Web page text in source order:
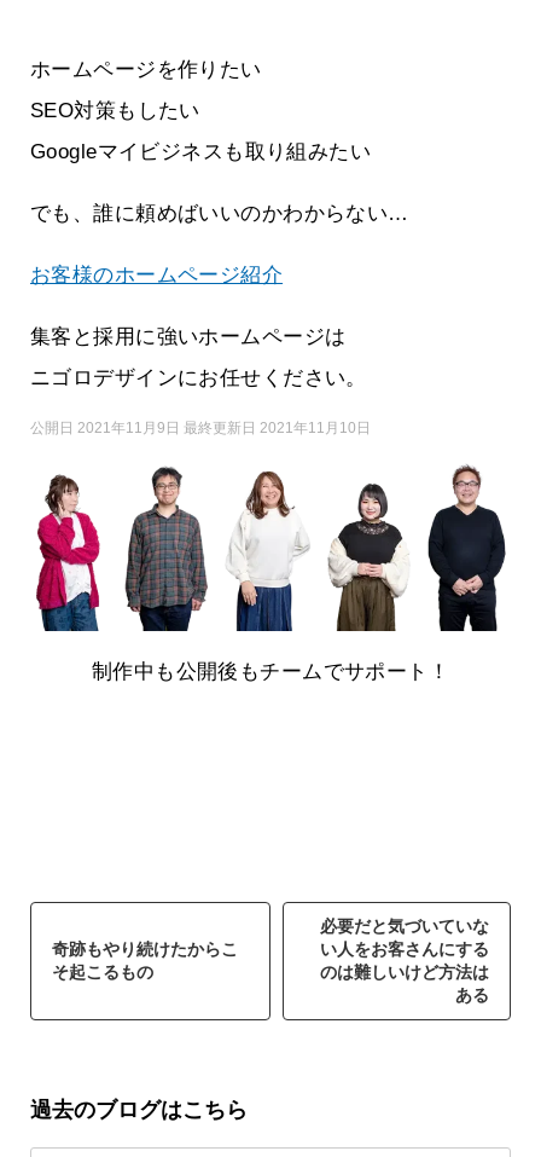
ホームページを作りたい
SEO対策もしたい
Googleマイビジネスも取り組みたい
でも、誰に頼めばいいのかわからない…
お客様のホームページ紹介
集客と採用に強いホームページは
ニゴロデザインにお任せください。
公開日 2021年11月9日 最終更新日 2021年11月10日
制作中も公開後もチームでサポート！
奇跡もやり続けたからこ
そ起こるもの
必要だと気づいていな
い人をお客さんにする
のは難しいけど方法は
ある
過去のブログはこちら